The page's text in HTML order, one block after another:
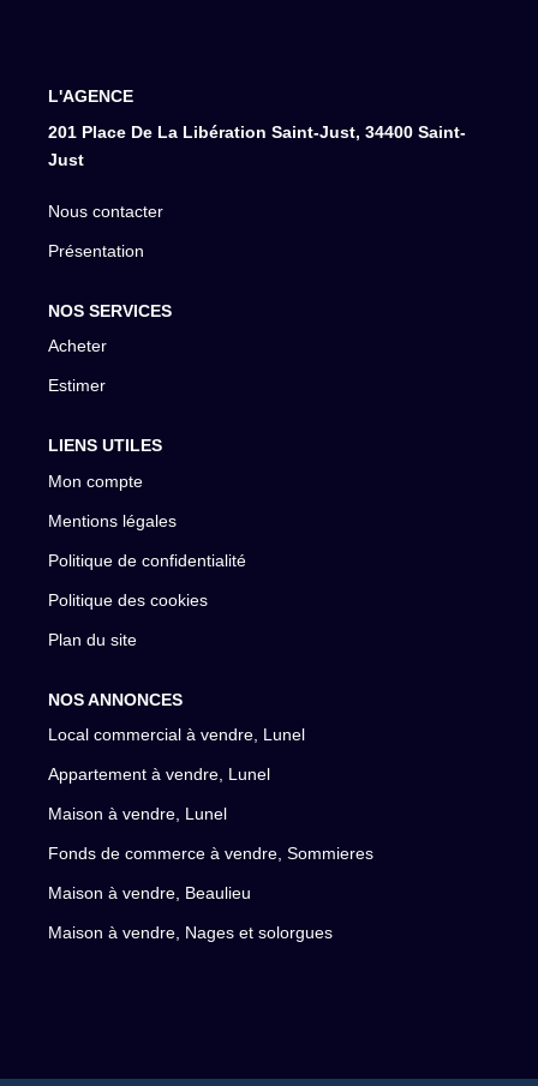
L'AGENCE
201 Place De La Libération Saint-Just, 34400 Saint-
Just
Nous contacter
Présentation
NOS SERVICES
Acheter
Estimer
LIENS UTILES
Mon compte
Mentions légales
Politique de confidentialité
Politique des cookies
Plan du site
NOS ANNONCES
Local commercial à vendre, Lunel
Appartement à vendre, Lunel
Maison à vendre, Lunel
Fonds de commerce à vendre, Sommieres
Maison à vendre, Beaulieu
Maison à vendre, Nages et solorgues